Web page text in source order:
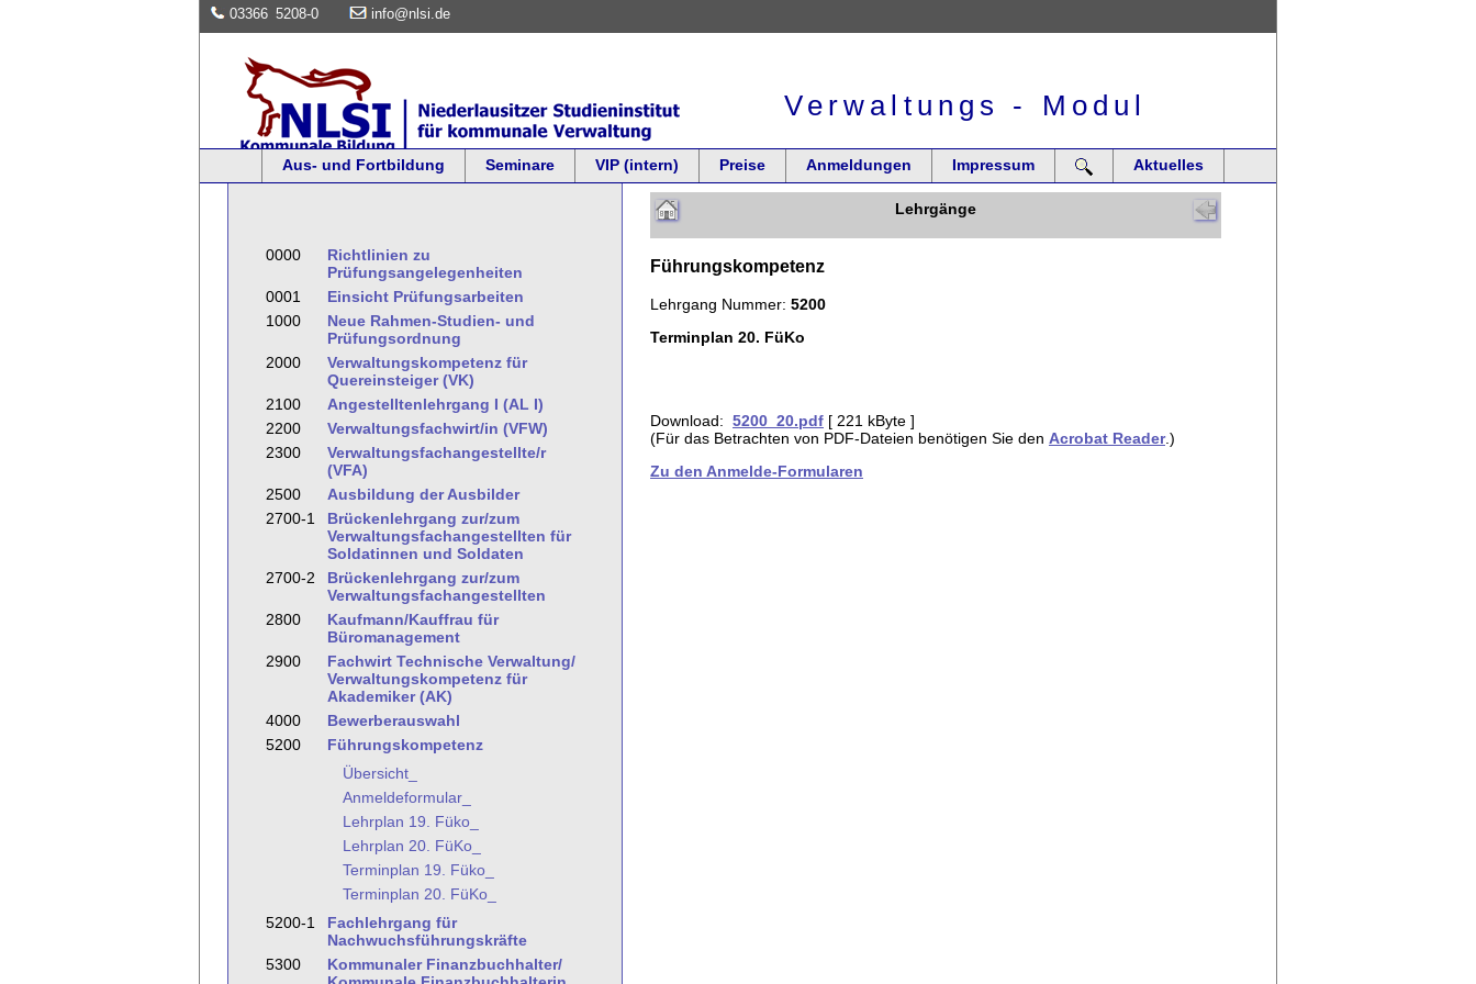
03366 5208-0 info@nlsi.de
Verwaltungs - Modul
Aus- und Fortbildung Seminare VIP (intern) Preise Anmeldungen Impressum Aktuelles
0000
Richtlinien zu
Prüfungsangelegenheiten
0001
Einsicht Prüfungsarbeiten
1000
Neue Rahmen-Studien- und
Prüfungsordnung
2000
Verwaltungskompetenz für
Quereinsteiger (VK)
2100
Angestelltenlehrgang I (AL I)
2200
Verwaltungsfachwirt/in (VFW)
2300
Verwaltungsfachangestellte/r
(VFA)
2500
Ausbildung der Ausbilder
2700-1
Brückenlehrgang zur/zum
Verwaltungsfachangestellten für
Soldatinnen und Soldaten
2700-2
Brückenlehrgang zur/zum
Verwaltungsfachangestellten
2800
Kaufmann/Kauffrau für
Büromanagement
2900
Fachwirt Technische Verwaltung/
Verwaltungskompetenz für
Akademiker (AK)
4000
Bewerberauswahl
5200
Führungskompetenz
Übersicht_
Anmeldeformular_
Lehrplan 19. Füko_
Lehrplan 20. FüKo_
Terminplan 19. Füko_
Terminplan 20. FüKo_
5200-1
Fachlehrgang für
Nachwuchsführungskräfte
5300
Kommunaler Finanzbuchhalter/
Lehrgänge
Führungskompetenz
Lehrgang Nummer: 5200
Terminplan 20. FüKo
Download: 5200_20.pdf [ 221 kByte ]
(Für das Betrachten von PDF-Dateien benötigen Sie den Acrobat Reader.)
Zu den Anmelde-Formularen